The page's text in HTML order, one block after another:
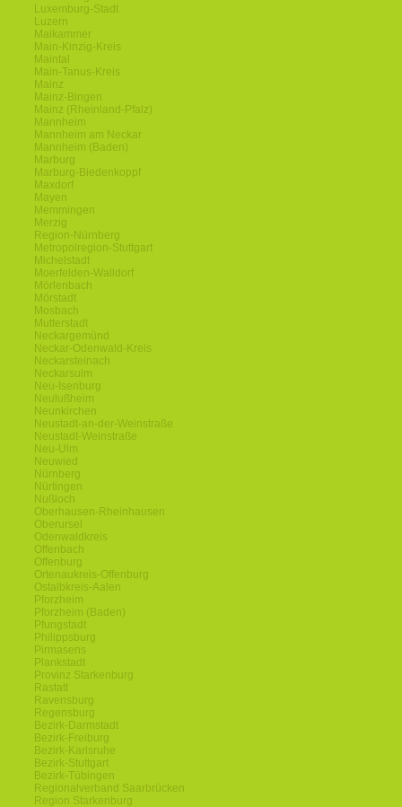
Luxemburg-Stadt
Luzern
Maikammer
Main-Kinzig-Kreis
Maintal
Main-Tanus-Kreis
Mainz
Mainz-Bingen
Mainz (Rheinland-Pfalz)
Mannheim
Mannheim am Neckar
Mannheim (Baden)
Marburg
Marburg-Biedenkoppf
Maxdorf
Mayen
Memmingen
Merzig
Region-Nürnberg
Metropolregion-Stuttgart
Michelstadt
Moerfelden-Walldorf
Mörlenbach
Mörstadt
Mosbach
Mutterstadt
Neckargemünd
Neckar-Odenwald-Kreis
Neckarsteinach
Neckarsulm
Neu-Isenburg
Neulußheim
Neunkirchen
Neustadt-an-der-Weinstraße
Neustadt-Weinstraße
Neu-Ulm
Neuwied
Nürnberg
Nürtingen
Nußloch
Oberhausen-Rheinhausen
Oberursel
Odenwaldkreis
Offenbach
Offenburg
Ortenaukreis-Offenburg
Ostalbkreis-Aalen
Pforzheim
Pforzheim (Baden)
Pfungstadt
Philippsburg
Pirmasens
Plankstadt
Provinz Starkenburg
Rastatt
Ravensburg
Regensburg
Bezirk-Darmstadt
Bezirk-Freiburg
Bezirk-Karlsruhe
Bezirk-Stuttgart
Bezirk-Tübingen
Regionalverband Saarbrücken
Region Starkenburg